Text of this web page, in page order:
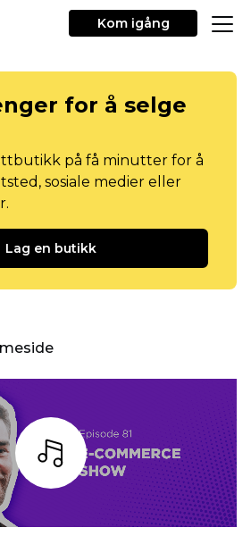
Kom igång
for å selge
på få minutter for å
sosiale medier eller
Lag en butikk